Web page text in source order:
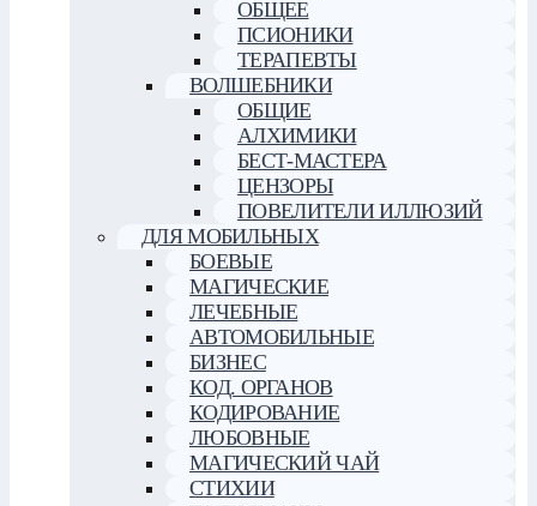
ОБЩЕЕ
ПСИОНИКИ
ТЕРАПЕВТЫ
ВОЛШЕБНИКИ
ОБЩИЕ
АЛХИМИКИ
БЕСТ-МАСТЕРА
ЦЕНЗОРЫ
ПОВЕЛИТЕЛИ ИЛЛЮЗИЙ
ДЛЯ МОБИЛЬНЫХ
БОЕВЫЕ
МАГИЧЕСКИЕ
ЛЕЧЕБНЫЕ
АВТОМОБИЛЬНЫЕ
БИЗНЕС
КОД. ОРГАНОВ
КОДИРОВАНИЕ
ЛЮБОВНЫЕ
МАГИЧЕСКИЙ ЧАЙ
СТИХИИ